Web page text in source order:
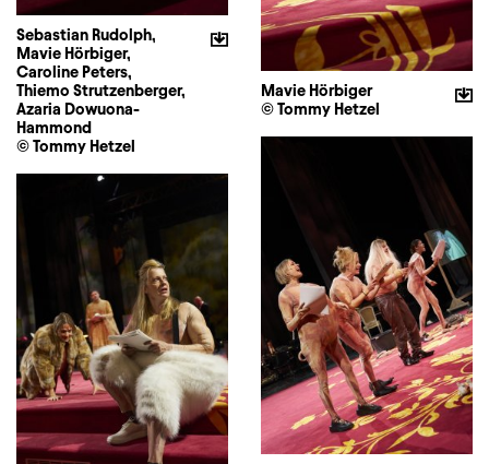
Sebastian Rudolph,
Mavie Hörbiger,
Caroline Peters,
Thiemo Strutzenberger,
Azaria Dowuona-
Hammond
© Tommy Hetzel
Mavie Hörbiger
© Tommy Hetzel